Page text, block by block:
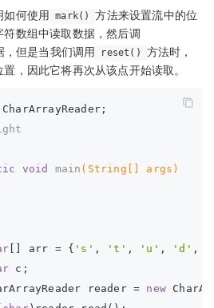
如何使用 mark()
方法来设置流中的位
数组中读取数据，然后调
但是当我们调用 reset()
方法时，
，因此它将再次从该点开始读取。
void main (String[] args)
[] arr = { 's' , 't' , 'u' , 'd' ,
c;
reader =
new